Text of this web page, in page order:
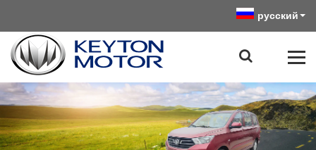
русский